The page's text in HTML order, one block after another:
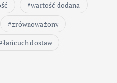
wartość dodana
zrównoważony
łańcuch dostaw